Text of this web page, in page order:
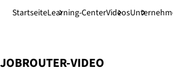
Direkt zum Hauptinhalt↓
StartseiteLearning-CenterVideos
JOBROUTER-VIDEO